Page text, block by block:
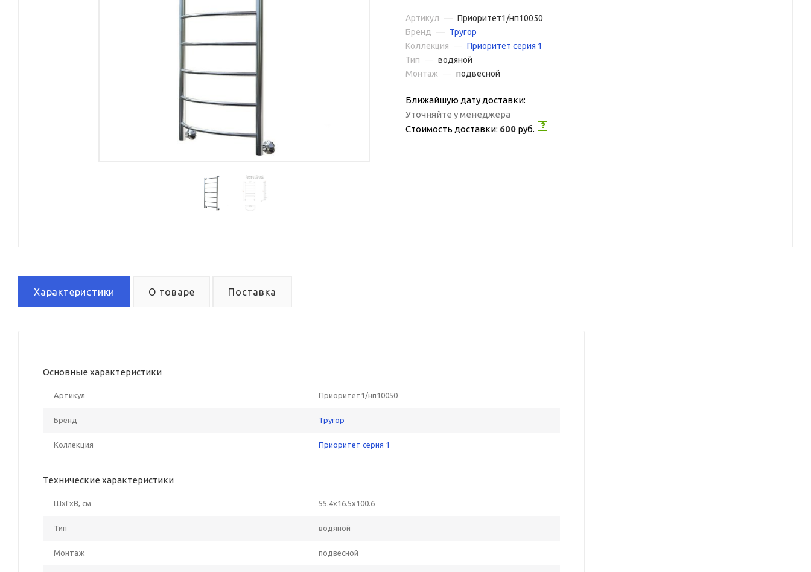
Артикул
Приоритет1/нп10050
Бренд
Тругор
Коллекция
Приоритет серия 1
Тип
водяной
Монтаж
подвесной
Ближайшую дату доставки:
Уточняйте у менеджера
Стоимость доставки: 600 руб.
Характеристики О товаре Поставка
Основные характеристики
Артикул Приоритет1/нп10050
Бренд Тругор
Коллекция Приоритет серия 1
Технические характеристики
ШxГxВ, см 55.4x16.5x100.6
Тип водяной
Монтаж подвесной